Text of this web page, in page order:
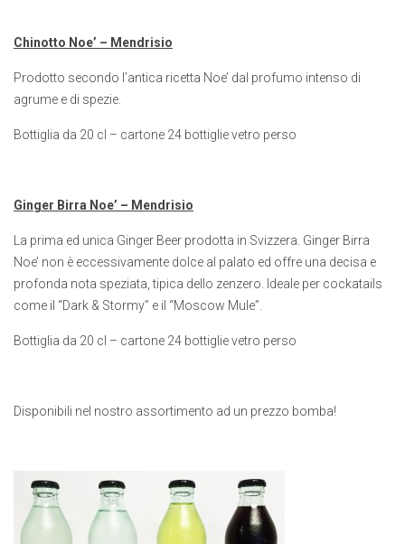
Chinotto Noe’ – Mendrisio
Prodotto secondo l’antica ricetta Noe’ dal profumo intenso di
agrume e di spezie.
Bottiglia da 20 cl – cartone 24 bottiglie vetro perso
Ginger Birra Noe’ – Mendrisio
La prima ed unica Ginger Beer prodotta in Svizzera. Ginger Birra
Noe’ non è eccessivamente dolce al palato ed offre una decisa e
profonda nota speziata, tipica dello zenzero. Ideale per cockatails
come il “Dark & Stormy” e il “Moscow Mule”.
Bottiglia da 20 cl – cartone 24 bottiglie vetro perso
Disponibili nel nostro assortimento ad un prezzo bomba!